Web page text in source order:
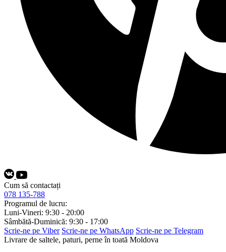
Cum să contactați
078 135-788
Programul de lucru:
Luni-Vineri: 9:30 - 20:00
Sâmbătă-Duminică: 9:30 - 17:00
Scrie-ne pe Viber Scrie-ne pe WhatsApp Scrie-ne pe Telegram
Livrare de saltele, paturi, perne în toată Moldova